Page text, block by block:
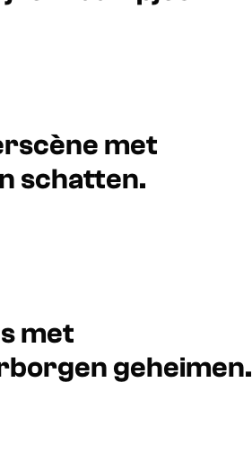
met
schatten.
met
geheimen.